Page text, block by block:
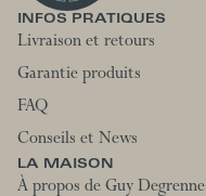
INFOS PRATIQUES
Livraison et retours
Garantie produits
FAQ
Conseils et News
LA MAISON
À propos de Guy Degrenne